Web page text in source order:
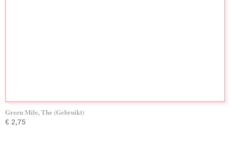
Green Mile, The (Gebruikt)
€ 2,75